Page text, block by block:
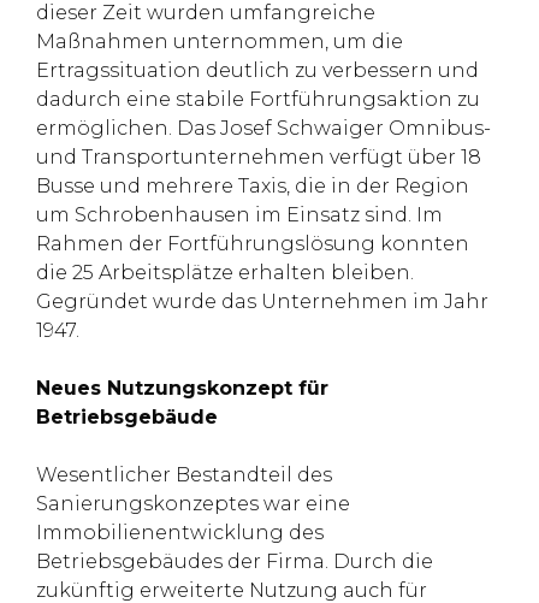
dieser Zeit wurden umfangreiche
Maßnahmen unternommen, um die
Ertragssituation deutlich zu verbessern und
dadurch eine stabile Fortführungsaktion zu
ermöglichen. Das Josef Schwaiger Omnibus-
und Transportunternehmen verfügt über 18
Busse und mehrere Taxis, die in der Region
um Schrobenhausen im Einsatz sind. Im
Rahmen der Fortführungslösung konnten
die 25 Arbeitsplätze erhalten bleiben.
Gegründet wurde das Unternehmen im Jahr
1947.
Neues Nutzungskonzept für
Betriebsgebäude
Wesentlicher Bestandteil des
Sanierungskonzeptes war eine
Immobilienentwicklung des
Betriebsgebäudes der Firma. Durch die
zukünftig erweiterte Nutzung auch für